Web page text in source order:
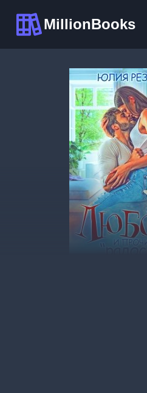
содержимому
MillionBooks